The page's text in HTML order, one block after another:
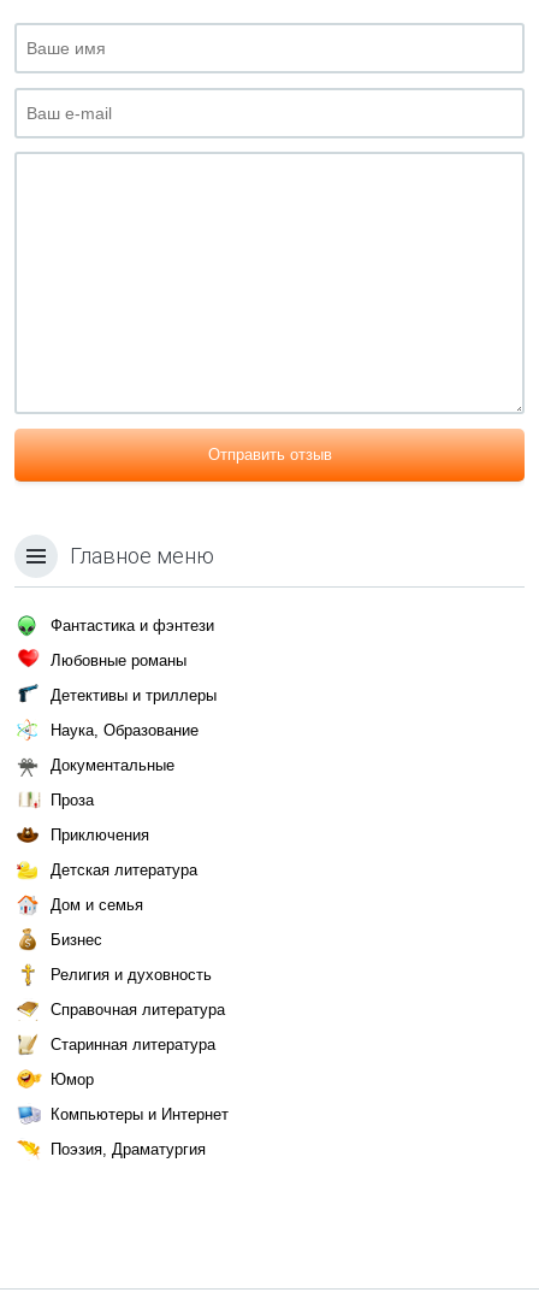
Отправить отзыв
Главное меню
Фантастика и фэнтези
Любовные романы
Детективы и триллеры
Наука, Образование
Документальные
Проза
Приключения
Детская литература
Дом и семья
Бизнес
Религия и духовность
Справочная литература
Старинная литература
Юмор
Компьютеры и Интернет
Поэзия, Драматургия